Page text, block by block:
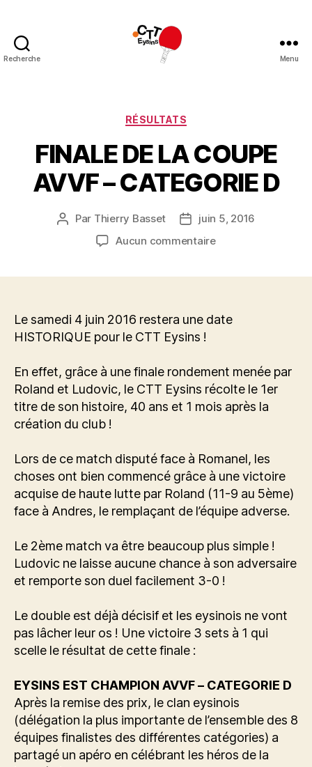
Recherche Menu
Catégories
RÉSULTATS
FINALE DE LA COUPE
AVVF – CATEGORIE D
Auteur
Par Thierry Basset
Date
de
juin 5, 2016
Aucun commentairesur
AVVF
Le samedi 4 juin 2016 restera une date
HISTORIQUE pour le CTT Eysins !
En effet, grâce à une finale rondement menée par
Roland et Ludovic, le CTT Eysins récolte le 1er
titre de son histoire, 40 ans et 1 mois après la
création du club !
Lors de ce match disputé face à Romanel, les
choses ont bien commencé grâce à une victoire
acquise de haute lutte par Roland (11-9 au 5ème)
face à Andres, le remplaçant de l’équipe adverse.
Le 2ème match va être beaucoup plus simple !
Ludovic ne laisse aucune chance à son adversaire
et remporte son duel facilement 3-0 !
Le double est déjà décisif et les eysinois ne vont
pas lâcher leur os ! Une victoire 3 sets à 1 qui
scelle le résultat de cette finale :
EYSINS EST CHAMPION AVVF – CATEGORIE D
Après la remise des prix, le clan eysinois
(délégation la plus importante de l’ensemble des 8
équipes finalistes des différentes catégories) a
partagé un apéro en célébrant les héros de la